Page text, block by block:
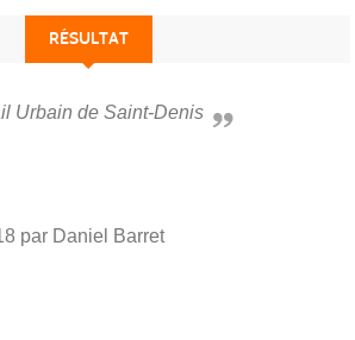
RÉSULTAT
Urbain de Saint-Denis
par Daniel Barret